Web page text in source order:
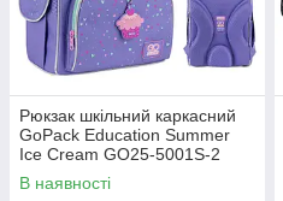
Рюкзак шкільний каркасний
GoPack Education Summer
Ice Cream GO25-5001S-2
В наявності